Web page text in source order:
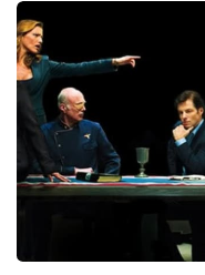
Témata
Pořady
TV Program
Časopis
Sledujte prima+